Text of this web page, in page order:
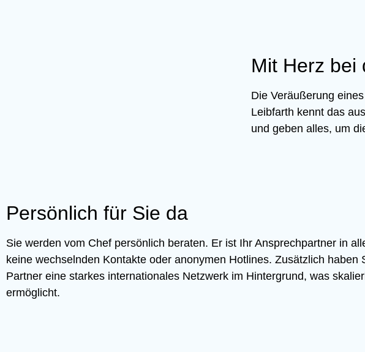
Mit Herz bei
Die Veräußerung
Leibfarth kennt das
und geben alles, um
Persönlich für Sie da
Sie werden vom Chef persönlich beraten. Er ist Ihr Ansprechpartner in
keine wechselnden Kontakte oder anonymen Hotlines. Zusätzlich haben
Partner eine starkes internationales Netzwerk im Hintergrund, was
ermöglicht.